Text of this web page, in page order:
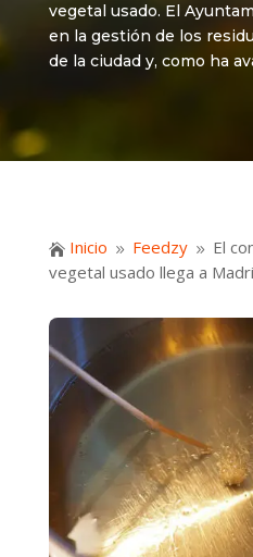
vegetal usado. El
en la gestión de los
de la ciudad y, como ha
 Inicio 9 Feedzy 9 El
vegetal usado llega a